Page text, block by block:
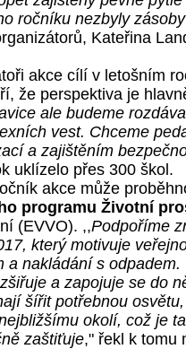
ročníku nezbyly
Kateřina
akce cílí v letošním
že perspektiva je
ale budeme
vest. Chceme
a zajištěním
uklízelo přes 300 škol.
akce může
programu Životní
(EVVO). ,,Podpoříme
který motivuje
a nakládání s
a zapojuje se do
šířit potřebnou
okolí, což je
zaštiťuje," řekl k tomu